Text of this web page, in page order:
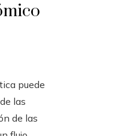
puede
las
de las